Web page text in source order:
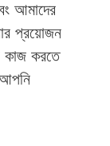
আমাদের
প্রয়োজন
কাজ করতে